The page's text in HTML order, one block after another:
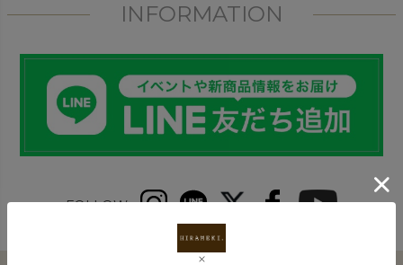
INFORMATION
FOLLOW